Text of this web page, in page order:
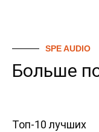
SPE AUDIO
Больше
Топ-10 лучших